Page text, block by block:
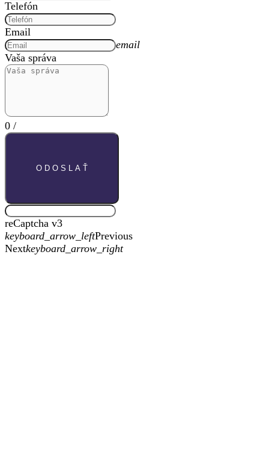
Telefón
Email
email
Vaša správa
0 /
O D O S L A Ť
reCaptcha v3
keyboard_arrow_leftPrevious
Nextkeyboard_arrow_right